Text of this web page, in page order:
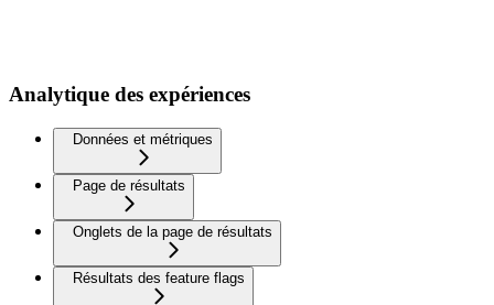
Analytique des expériences
Données et métriques
Page de résultats
Onglets de la page de résultats
Résultats des feature flags